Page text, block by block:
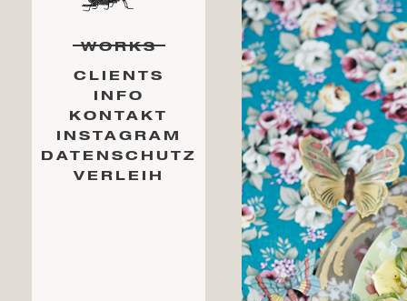
WORKS
CLIENTS
INFO
KONTAKT
INSTAGRAM
DATENSCHUTZ
VERLEIH